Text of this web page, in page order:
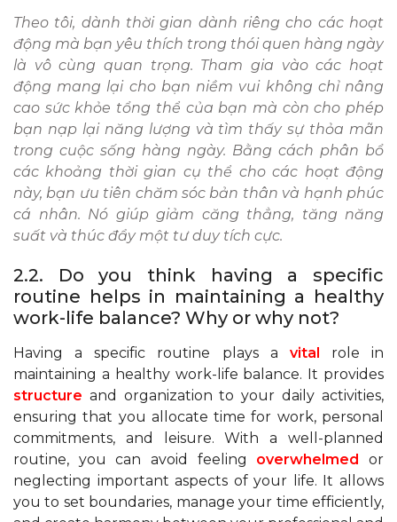
Theo tôi, dành thời gian dành riêng cho các hoạt
động mà bạn yêu thích trong thói quen hàng ngày
là vô cùng quan trọng. Tham gia vào các hoạt
động mang lại cho bạn niềm vui không chỉ nâng
cao sức khỏe tổng thể của bạn mà còn cho phép
bạn nạp lại năng lượng và tìm thấy sự thỏa mãn
trong cuộc sống hàng ngày. Bằng cách phân bổ
các khoảng thời gian cụ thể cho các hoạt động
này, bạn ưu tiên chăm sóc bản thân và hạnh phúc
cá nhân. Nó giúp giảm căng thẳng, tăng năng
suất và thúc đẩy một tư duy tích cực.
2.2. Do you think having a specific
routine helps in maintaining a healthy
work-life balance? Why or why not?
Having a specific routine plays a vital
role in
maintaining a healthy work-life balance. It provides
structure and organization to your daily activities,
ensuring that you allocate time for work, personal
commitments, and leisure. With a well-planned
routine, you can avoid feeling overwhelmed
or
neglecting important aspects of your life. It allows
you to set boundaries, manage your time efficiently,